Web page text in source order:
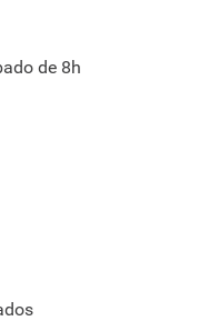
de 8h